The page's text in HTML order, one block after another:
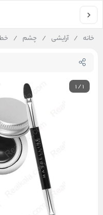
خانه / آرایشی / چشم /
1/1